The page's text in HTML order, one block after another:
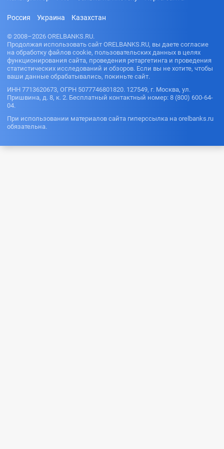
рублей
200000
рублей
нк
На
электронн
ый
кошелек
Госуслуги
На карту
банка
банк
ы без
проверки
кредит на
чужой
паспорт
Как узнать
ость по
кредиту
оформить
Россия Украина Казахстан
© 2008–2026 ORELBANKS.RU.
Продолжая использовать сайт ORELBANKS.RU, вы даете согласие
на обработку файлов cookie, пользовательских данных в целях
функционирования сайта, проведения ретаргетинга и проведения
статистических исследований и обзоров. Если вы не хотите, чтобы
ваши данные обрабатывались, покиньте сайт.
ИНН 7713620673, ОГРН 5077746801820. 127549, г. Москва, ул.
Пришвина, д. 8, к. 2. Бесплатный контактный номер: 8 (800) 600-64-
04.
При использовании материалов сайта гиперссылка на orelbanks.ru
обязательна.